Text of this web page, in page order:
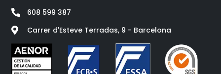
608 599 387
Carrer d'Esteve Terradas, 9 - Barcelona​